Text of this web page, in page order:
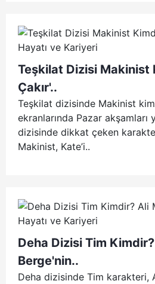
Teşkilat Dizisi Makinist
Çakır'..
Teşkilat dizisinde Makinist
ekranlarında Pazar akşamları
dizisinde dikkat çeken
Makinist, Kate’i..
Deha Dizisi Tim
Berge'nin..
Deha dizisinde Tim karakteri,